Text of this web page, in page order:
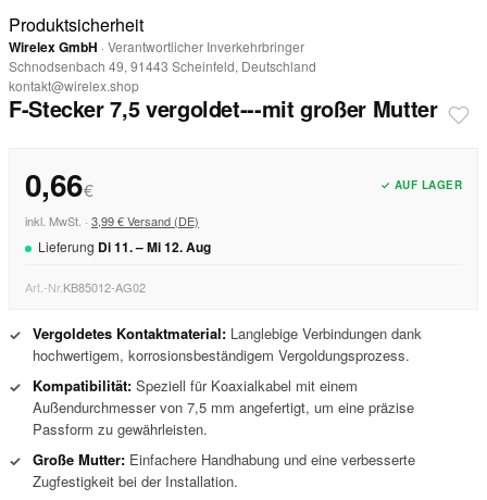
Produktsicherheit
Wirelex GmbH · Verantwortlicher Inverkehrbringer
Schnodsenbach 49, 91443 Scheinfeld, Deutschland
kontakt@wirelex.shop
F-Stecker 7,5 vergoldet---mit großer Mutter
0,66€ ✓ AUF LAGER
inkl. MwSt. · 3,99 € Versand (DE)
Lieferung Di11. –Mi12.Aug
Art.-Nr.KB85012-AG02
✓ Vergoldetes Kontaktmaterial: Langlebige Verbindungen dank
hochwertigem, korrosionsbeständigem Vergoldungsprozess.
✓
Kompatibilität: Speziell für Koaxialkabel mit einem
Außendurchmesser von 7,5 mm angefertigt, um eine präzise
Passform zu gewährleisten.
✓ Große Mutter: Einfachere Handhabung und eine verbesserte
Zugfestigkeit bei der Installation.